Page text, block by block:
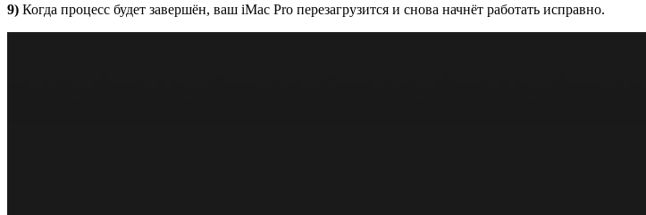
9) Когда процесс будет завершён, ваш iMac Pro перезагрузится и снова начнёт работать исправно.